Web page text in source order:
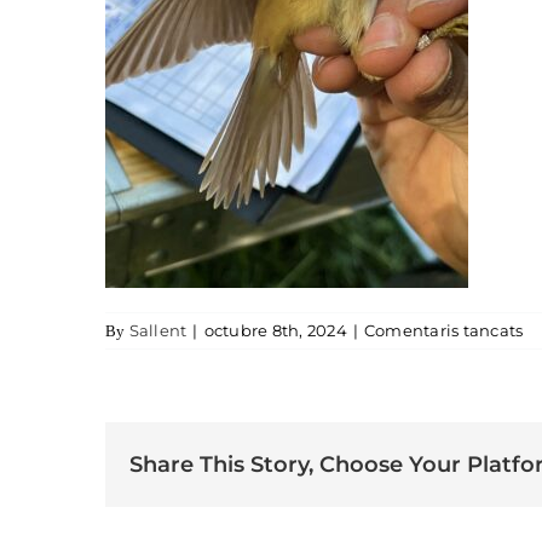
By Sallent | octubre 8th, 2024 | Comentaris tancatsa
Share This Story, Choose Your